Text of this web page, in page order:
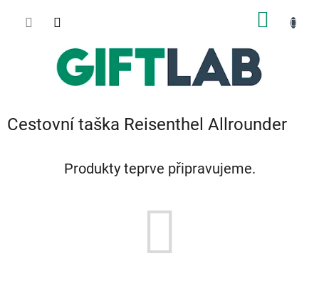
Cestovní taška Reisenthel Allrounder
Produkty teprve připravujeme.